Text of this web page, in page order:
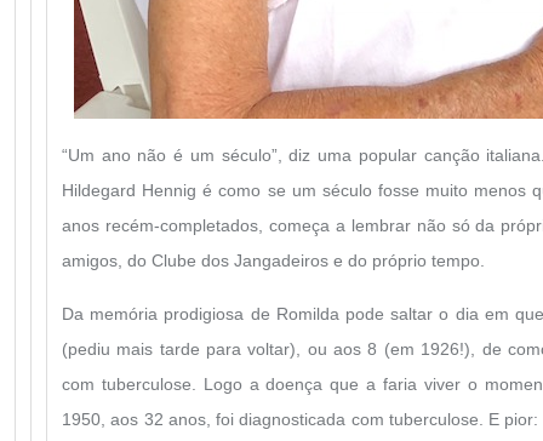
“Um ano não é um século”, diz uma popular canção
Hildegard Hennig é como se um século fosse muito menos
anos recém-completados, começa a lembrar não só da
amigos, do Clube dos Jangadeiros e do próprio tempo.
Da memória prodigiosa de Romilda pode saltar o dia em
(pediu mais tarde para voltar), ou aos 8 (em 1926!), de
com tuberculose. Logo a doença que a faria viver o
1950, aos 32 anos, foi diagnosticada com tuberculose. E